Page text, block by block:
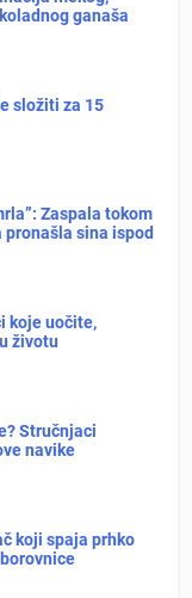
ganaša
složiti za 15
Zaspala tokom
sina ispod
koje uočite,
životu
Stručnjaci
navike
koji spaja prhko